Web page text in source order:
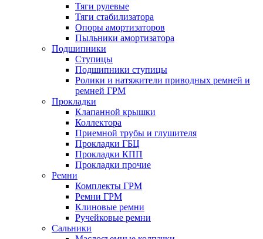
Тяги рулевые
Тяги стабилизатора
Опоры амортизаторов
Пыльники амортизатора
Подшипники
Ступицы
Подшипники ступицы
Ролики и натяжители приводных ремней и
ремней ГРМ
Прокладки
Клапанной крышки
Коллектора
Приемной трубы и глушителя
Прокладки ГБЦ
Прокладки КПП
Прокладки прочие
Ремни
Комплекты ГРМ
Ремни ГРМ
Клиновые ремни
Ручейковые ремни
Сальники